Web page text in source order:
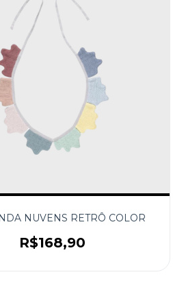
NUVENS RETRÔ COLOR
R$168,90